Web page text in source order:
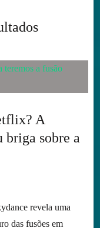
A
sobre a
revela uma
das fusões em